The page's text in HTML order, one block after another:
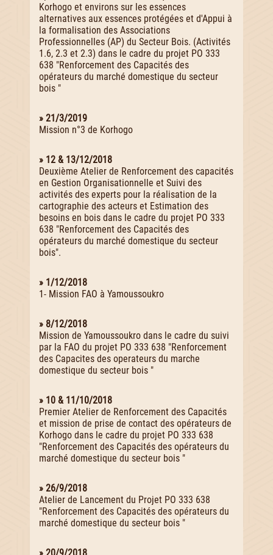
Korhogo et environs sur les essences
alternatives aux essences protégées et d'Appui à
la formalisation des Associations
Professionnelles (AP) du Secteur Bois. (Activités
1.6, 2.3 et 2.3) dans le cadre du projet PO 333
638 "Renforcement des Capacités des
opérateurs du marché domestique du secteur
bois "
» 21/3/2019
Mission n°3 de Korhogo
» 12 & 13/12/2018
Deuxième Atelier de Renforcement des capacités
en Gestion Organisationnelle et Suivi des
activités des experts pour la réalisation de la
cartographie des acteurs et Estimation des
besoins en bois dans le cadre du projet PO 333
638 "Renforcement des Capacités des
opérateurs du marché domestique du secteur
bois".
» 1/12/2018
1- Mission FAO à Yamoussoukro
» 8/12/2018
Mission de Yamoussoukro dans le cadre du suivi
par la FAO du projet PO 333 638 "Renforcement
des Capacites des operateurs du marche
domestique du secteur bois "
» 10 & 11/10/2018
Premier Atelier de Renforcement des Capacités
et mission de prise de contact des opérateurs de
Korhogo dans le cadre du projet PO 333 638
"Renforcement des Capacités des opérateurs du
marché domestique du secteur bois "
» 26/9/2018
Atelier de Lancement du Projet PO 333 638
"Renforcement des Capacités des opérateurs du
marché domestique du secteur bois "